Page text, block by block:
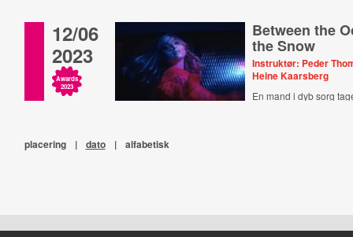
12/06
2023
Awards
2023
Between the
the Snow
Instruktør: Peder
Heine Kaarsberg
En mand i dyb sorg
placering | dato | alfabetisk